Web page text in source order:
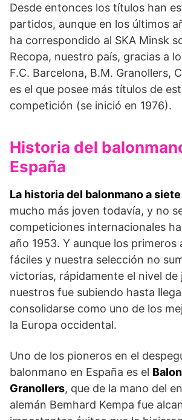
Desde entonces los títulos han
partidos, aunque en los últimos
ha correspondido al SKA Minsk
Recopa, nuestro país, gracias a
F.C. Barcelona, B.M. Granollers,
es el que posee más títulos de
competi­ción (se inició en 1976).
Historia del
España
La historia del balonmano a
mucho más joven todavía, y no
competiciones internacionales
año 1953. Y aunque los primeros
fáciles y nuestra selección no
victorias, rápidamente el nivel de
nuestros fue subiendo hasta
consolidarse como uno de los
la Europa occidental.
Uno de los pioneros en el
balonmano en España es el
Granollers, que de la mano del
alemán Bemhard Kempa fue